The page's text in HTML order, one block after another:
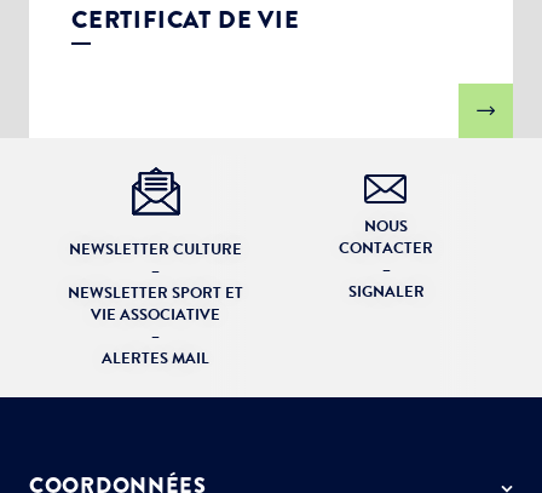
CERTIFICAT DE VIE
NEWSLETTER CULTURE
–
NEWSLETTER SPORT ET
VIE ASSOCIATIVE
–
ALERTES MAIL
NOUS
CONTACTER
–
SIGNALER
COORDONNÉES